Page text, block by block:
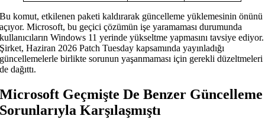
Bu komut, etkilenen paketi kaldırarak güncelleme yüklemesinin önünü
açıyor. Microsoft, bu geçici çözümün işe yaramaması durumunda
kullanıcıların Windows 11 yerinde yükseltme yapmasını tavsiye ediyor.
Şirket, Haziran 2026 Patch Tuesday kapsamında yayınladığı
güncellemelerle birlikte sorunun yaşanmaması için gerekli düzeltmeleri
de dağıttı.
Microsoft Geçmişte De Benzer Güncelleme
Sorunlarıyla Karşılaşmıştı